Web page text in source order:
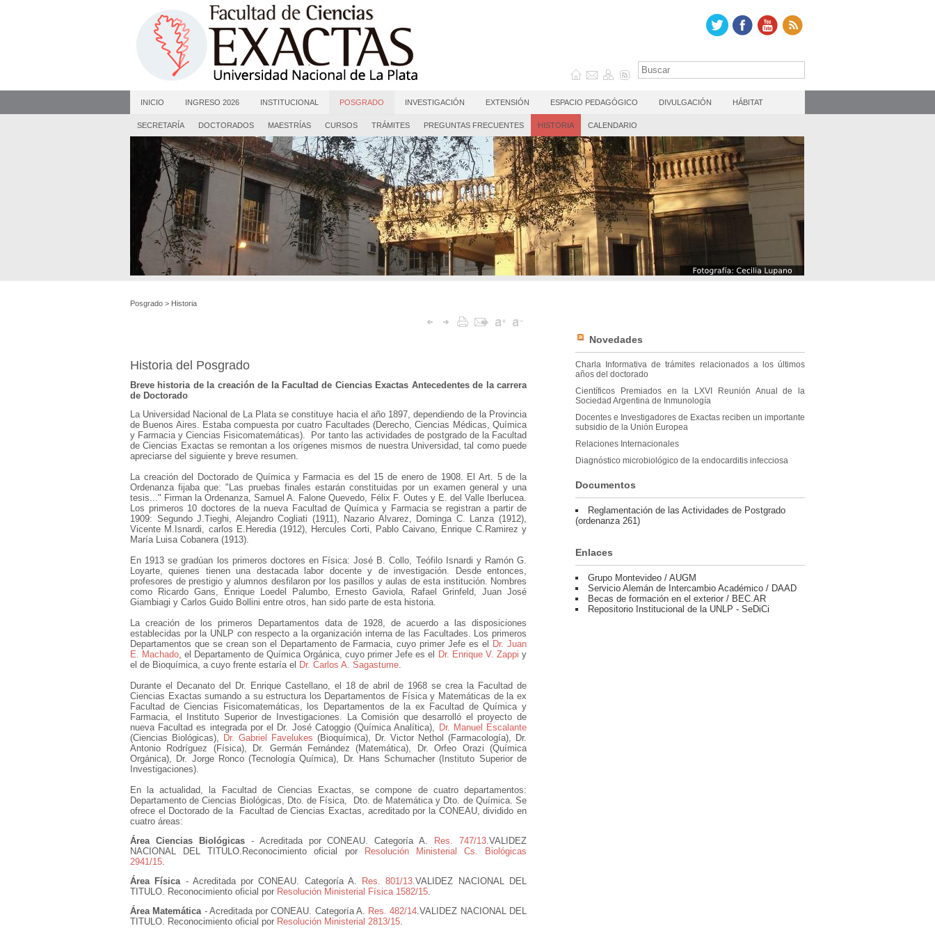
INICIO INGRESO 2026 INSTITUCIONAL POSGRADO INVESTIGACIÓN EXTENSIÓN ESPACIO PEDAGÓGICO DIVULGACIÓN HÁBITAT
SECRETARÍA DOCTORADOS MAESTRÍAS CURSOS TRÁMITES PREGUNTAS FRECUENTES HISTORIA CALENDARIO
Posgrado > Historia
Historia del Posgrado
Breve historia de la creación de la Facultad de Ciencias Exactas Antecedentes de la carrera
de Doctorado
La Universidad Nacional de La Plata se constituye hacia el año 1897, dependiendo de la Provincia
de Buenos Aires. Estaba compuesta por cuatro Facultades (Derecho, Ciencias Médicas, Química
y Farmacia y Ciencias Fisicomatemáticas). Por tanto las actividades de postgrado de la Facultad
de Ciencias Exactas se remontan a los orígenes mismos de nuestra Universidad, tal como puede
apreciarse del siguiente y breve resumen.
La creación del Doctorado de Química y Farmacia es del 15 de enero de 1908. El Art. 5 de la
Ordenanza fijaba que: "Las pruebas finales estarán constituidas por un examen general y una
tesis..." Firman la Ordenanza, Samuel A. Falone Quevedo, Félix F. Outes y E. del Valle Iberlucea.
Los primeros 10 doctores de la nueva Facultad de Química y Farmacia se registran a partir de
1909: Segundo J.Tieghi, Alejandro Cogliati (1911), Nazario Alvarez, Dominga C. Lanza (1912),
Vicente M.Isnardi, carlos E.Heredia (1912), Hercules Corti, Pablo Caivano, Enrique C.Ramirez y
María Luisa Cobanera (1913).
En 1913 se gradúan los primeros doctores en Física: José B. Collo, Teófilo Isnardi y Ramón G.
Loyarte, quienes tienen una destacada labor docente y de investigación. Desde entonces,
profesores de prestigio y alumnos desfilaron por los pasillos y aulas de esta institución. Nombres
como Ricardo Gans, Enrique Loedel Palumbo, Ernesto Gaviola, Rafael Grinfeld, Juan José
Giambiagi y Carlos Guido Bollini entre otros, han sido parte de esta historia.
La creación de los primeros Departamentos data de 1928, de acuerdo a las disposiciones
establecidas por la UNLP con respecto a la organización interna de las Facultades. Los primeros
Departamentos que se crean son el Departamento de Farmacia, cuyo primer Jefe es el
Dr. Juan
E. Machado, el Departamento de Química Orgánica, cuyo primer Jefe es el Dr. Enrique V. Zappi y
el de Bioquímica, a cuyo frente estaría el Dr. Carlos A. Sagastume.
Durante el Decanato del Dr. Enrique Castellano, el 18 de abril de 1968 se crea la Facultad de
Ciencias Exactas sumando a su estructura los Departamentos de Física y Matemáticas de la ex
Facultad de Ciencias Fisicomatemáticas, los Departamentos de la ex Facultad de Química y
Farmacia, el Instituto Superior de Investigaciones. La Comisión que desarrolló el proyecto de
nueva Facultad es integrada por el Dr. José Catoggio (Química Analítica), Dr. Manuel Escalante
(Ciencias Biológicas), Dr. Gabriel Favelukes (Bioquímica), Dr. Victor Nethol (Farmacología), Dr.
Antonio Rodríguez (Física), Dr. Germán Fernández (Matemática), Dr. Orfeo Orazi (Química
Orgánica), Dr. Jorge Ronco (Tecnología Química), Dr. Hans Schumacher (Instituto Superior de
Investigaciones).
En la actualidad, la Facultad de Ciencias Exactas, se compone de cuatro departamentos:
Departamento de Ciencias Biológicas, Dto. de Física, Dto. de Matemática y Dto. de Química. Se
ofrece el Doctorado de la Facultad de Ciencias Exactas, acreditado por la CONEAU, dividido en
cuatro áreas:
Área Ciencias Biológicas - Acreditada por CONEAU. Categoría A. Res. 747/13.VALIDEZ
NACIONAL DEL TITULO.Reconocimiento oficial por
Resolución Ministerial Cs. Biológicas
2941/15.
Área Física - Acreditada por CONEAU. Categoría A. Res. 801/13.VALIDEZ NACIONAL DEL
TITULO. Reconocimiento oficial por Resolución Ministerial Física 1582/15.
Área Matemática - Acreditada por CONEAU. Categoría A. Res. 482/14 .VALIDEZ NACIONAL DEL
TITULO. Reconocimiento oficial por Resolución Ministerial 2813/15
Novedades
Charla Informativa de trámites relacionados a los últimos
años del doctorado
Científicos Premiados en la LXVI Reunión Anual de la
Sociedad Argentina de Inmunología
Docentes e Investigadores de Exactas reciben un importante
subsidio de la Unión Europea
Relaciones Internacionales
Diagnóstico microbiológico de la endocarditis infecciosa
Documentos
Reglamentación de las Actividades de Postgrado
(ordenanza 261)
Enlaces
Grupo Montevideo / AUGM
Servicio Alemán de Intercambio Académico / DAAD
Becas de formación en el exterior / BEC.AR
Repositorio Institucional de la UNLP - SeDiCi